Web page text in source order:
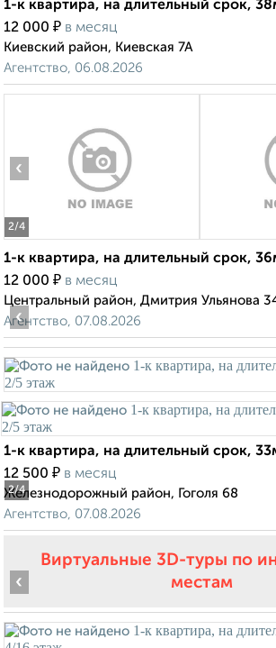
1-к квартира, на длительный срок,
12 000 ₽ в месяц
Киевский район, Киевская 7А
Агентство, 06.08.2026
2/4
‹
1-к квартира, на длительный срок,
12 000 ₽ в месяц
Центральный район, Дмитрия Ульянова
Агентство, 07.08.2026
2/4
‹
1-к квартира, на длительный срок,
12 500 ₽ в месяц
Железнодорожный район, Гоголя 68
Агентство, 07.08.2026
Виртуальные 3D-туры по
местам
‹